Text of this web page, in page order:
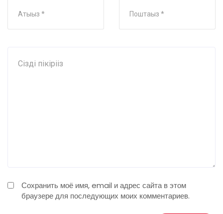
Сохранить моё имя, email и адрес сайта в этом
браузере для последующих моих комментариев.